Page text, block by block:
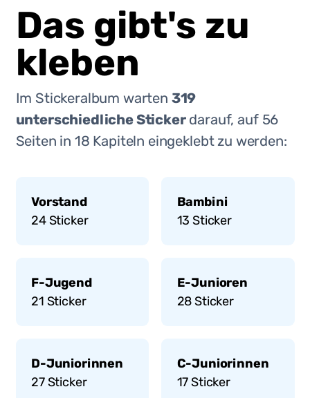
Das gibt's zu
kleben
Im Stickeralbum warten 319
unterschiedliche Sticker darauf, auf 56
Seiten in 18 Kapiteln eingeklebt zu werden:
Vorstand
24Sticker
Bambini
13 Sticker
F-Jugend
21 Sticker
E-Junioren
28Sticker
D-Juniorinnen
27Sticker
C-Juniorinnen
17Sticker